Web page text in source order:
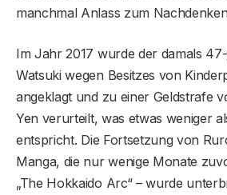
manchmal Anlass zum
Im Jahr 2017 wurde der damals
Watsuki wegen Besitzes von
angeklagt und zu einer Geldstrafe
Yen verurteilt, was etwas weniger
entspricht. Die Fortsetzung von
Manga, die nur wenige Monate
„The Hokkaido Arc“ – wurde